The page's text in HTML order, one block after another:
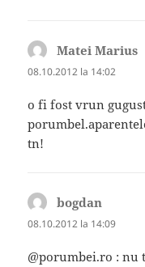
Matei Marius
08.10.2012 la 14:02
o fi fost vrun
tn!
bogdan
08.10.2012 la 14:09
@porumbei.ro : nu